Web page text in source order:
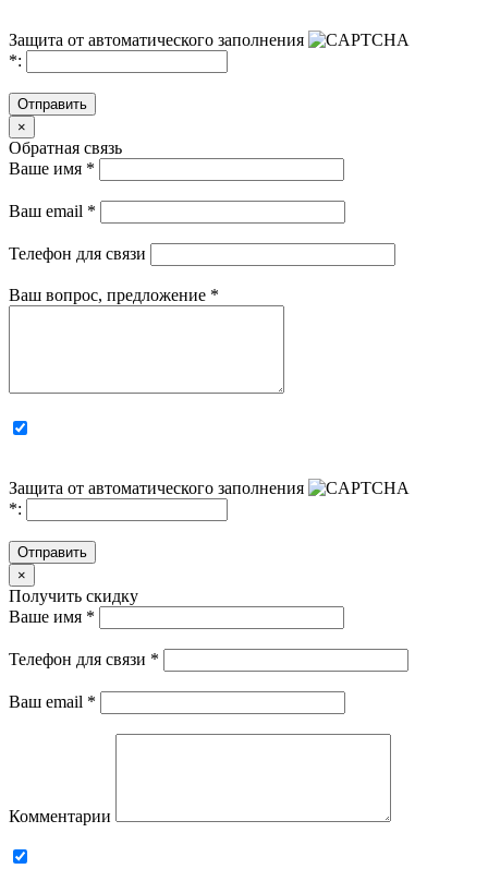
Защита от автоматического заполнения
*:
Отправить
×
Обратная связь
Ваше имя *
Ваш email *
Телефон для связи
Ваш вопрос, предложение *
Защита от автоматического заполнения
*:
Отправить
×
Получить скидку
Ваше имя *
Телефон для связи *
Ваш email *
Комментарии